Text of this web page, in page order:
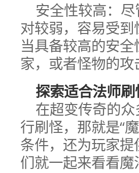
安全性较高：
对较弱，容易受
当具备较高的安
家，或者怪物的
探索适合法师
在超变传奇的
行刷怪，那就是“
条件，还为玩家
们就一起来看看